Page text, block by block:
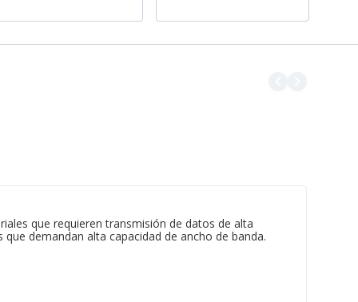
que requieren transmisión de datos de alta
demandan alta capacidad de ancho de banda.